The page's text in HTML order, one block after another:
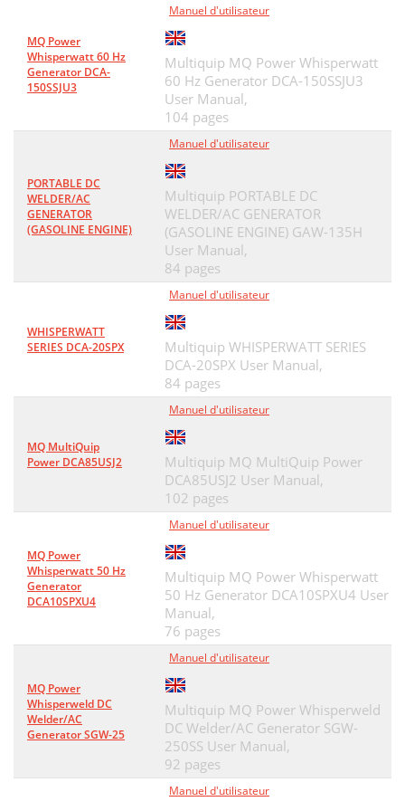
MQ Power
Whisperwatt 60 Hz
Generator DCA-
150SSJU3
Manuel d'utilisateur
Multiquip MQ Power Whisperwatt
60 Hz Generator DCA-150SSJU3
User Manual,
104 pages
PORTABLE DC
WELDER/AC
GENERATOR
(GASOLINE ENGINE)
Manuel d'utilisateur
Multiquip PORTABLE DC
WELDER/AC GENERATOR
(GASOLINE ENGINE) GAW-135H
User Manual,
84 pages
WHISPERWATT
SERIES DCA-20SPX
Manuel d'utilisateur
Multiquip WHISPERWATT SERIES
DCA-20SPX User Manual,
84 pages
MQ MultiQuip
Power DCA85USJ2
Manuel d'utilisateur
Multiquip MQ MultiQuip Power
DCA85USJ2 User Manual,
102 pages
MQ Power
Whisperwatt 50 Hz
Generator
DCA10SPXU4
Manuel d'utilisateur
Multiquip MQ Power Whisperwatt
50 Hz Generator DCA10SPXU4 User
Manual,
76 pages
MQ Power
Whisperweld DC
Welder/AC
Generator SGW-25
Manuel d'utilisateur
Multiquip MQ Power Whisperweld
DC Welder/AC Generator SGW-
250SS User Manual,
92 pages
Manuel d'utilisateur